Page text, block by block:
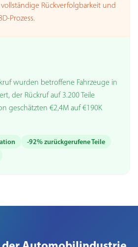
Rückverfolgbarkeit und
Prozess.
wurden betroffene Fahrzeuge in
der Rückruf auf 3.200 Teile
geschätzten €2,4M auf €190K
-92% zurückgerufene Teile